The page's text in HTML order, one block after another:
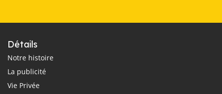
Détails
Notre histoire
La publicité
Vie Privée